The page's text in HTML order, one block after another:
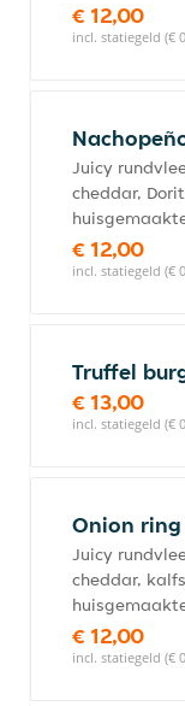
€ 12,00
incl. statiegeld (€
Juicy
cheddar,
€ 12,00
incl. statiegeld (€
Truffel
€ 13,00
incl. statiegeld (€
Onion
Juicy
cheddar,
€ 12,00
incl. statiegeld (€